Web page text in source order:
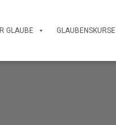
GLAUBE GLAUBENSKURSE